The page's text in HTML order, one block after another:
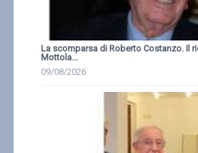
La scomparsa di Roberto Costanzo. Il
Mottola...
09/08/2026